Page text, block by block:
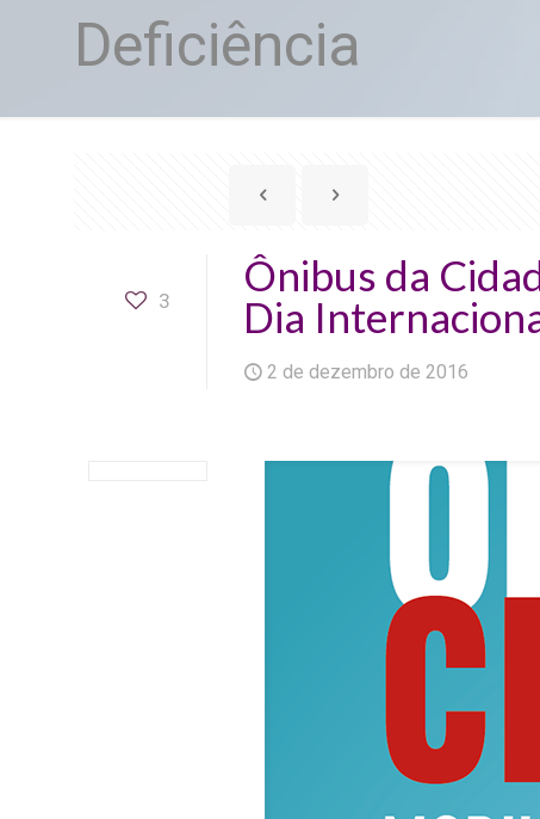
Deficiência
3
Ônibus da
Dia
2 de dezembro de 2016